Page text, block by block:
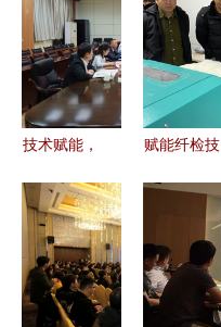
技术赋能，
我校与新疆
亚新煤层气
集团技术交
流会成功举
赋能纤检技
慧服务——
四川省纤维
检验局组织
新疆监管棉